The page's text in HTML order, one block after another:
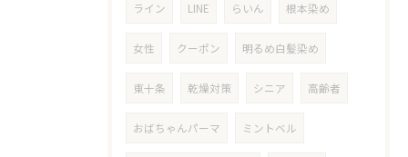
ライン LINE らいん 根本染め
女性 クーポン 明るめ白髪染め
東十条 乾燥対策 シニア 高齢者
おばちゃんパーマ ミントベル